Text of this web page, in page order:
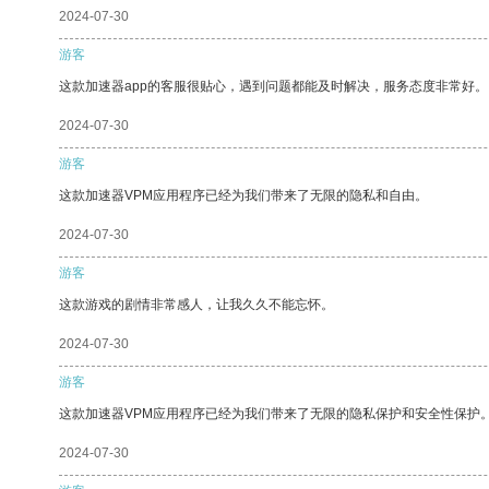
2024-07-30
游客
这款加速器app的客服很贴心，遇到问题都能及时解决，服务态度非常好。
2024-07-30
游客
这款加速器VPM应用程序已经为我们带来了无限的隐私和自由。
2024-07-30
游客
这款游戏的剧情非常感人，让我久久不能忘怀。
2024-07-30
游客
这款加速器VPM应用程序已经为我们带来了无限的隐私保护和安全性保护
2024-07-30